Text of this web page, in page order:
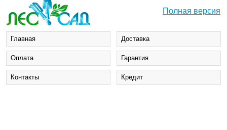
Полная версия
Главная Доставка
Оплата Гарантия
Контакты Кредит